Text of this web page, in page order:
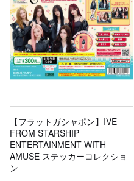
【フラットガシャポン】IVE
FROM STARSHIP
ENTERTAINMENT WITH
AMUSE ステッカーコレクショ
ン